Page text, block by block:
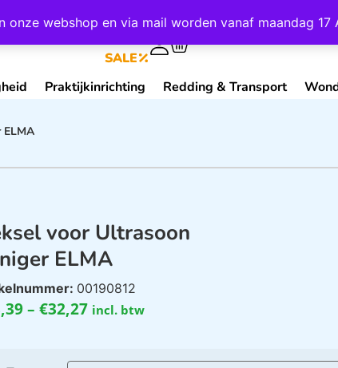
webshop en via mail worden vanaf maandag 17
Mijn Account Contact
SALE
Praktijkinrichting Redding & Transport
voor Ultrasoon
ELMA
00190812
– €32,27 incl. btw